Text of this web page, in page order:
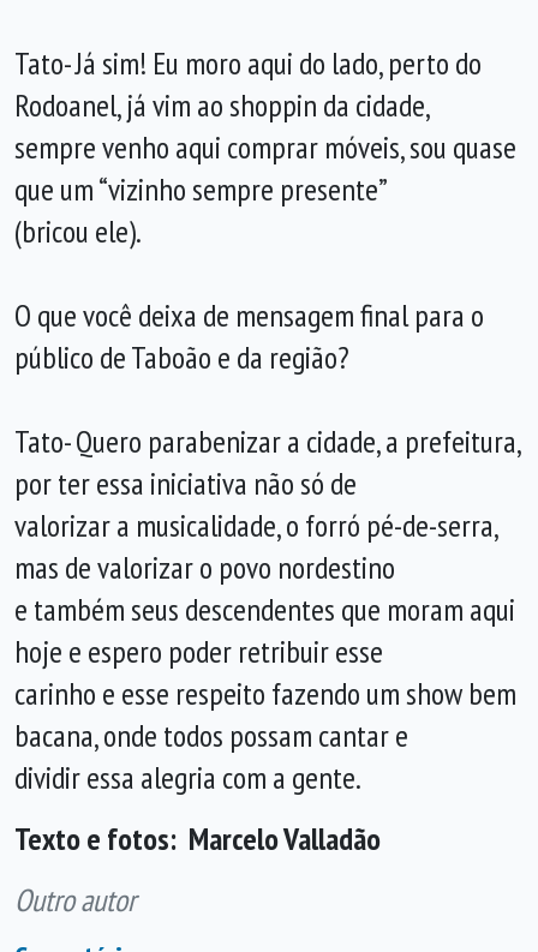
Tato- Já sim! Eu moro aqui do lado, perto do
Rodoanel, já vim ao shoppin da cidade,
sempre venho aqui comprar móveis, sou quase
que um “vizinho sempre presente”
(bricou ele).
O que você deixa de mensagem final para o
público de Taboão e da região?
Tato- Quero parabenizar a cidade, a prefeitura,
por ter essa iniciativa não só de
valorizar a musicalidade, o forró pé-de-serra,
mas de valorizar o povo nordestino
e também seus descendentes que moram aqui
hoje e espero poder retribuir esse
carinho e esse respeito fazendo um show bem
bacana, onde todos possam cantar e
dividir essa alegria com a gente.
Texto e fotos: Marcelo Valladão
Outro autor